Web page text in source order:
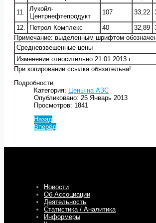
11.
Лукойл-
Центрнефтепродукт
107 33,22
12. Петрол Комплекс 40 32,89
Примечание: выделенным шрифтом
Средневзвешенные цены
Изменение относительно 21.01.2013 г.
При копировании ссылка обязательна!
Подробности
Категория:
Цены на АЗС
Опубликовано: 25 Январь 2013
Просмотров: 1841
Назад
Вперёд
Новости
Об Ассоциации
Деятельность
Статистика / Аналитика
Информеры